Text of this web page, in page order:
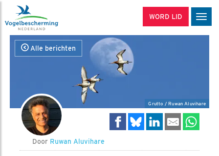
WORD LID
Alle berichten
Grutto / Ruwan Aluvihare
Door Ruwan Aluvihare